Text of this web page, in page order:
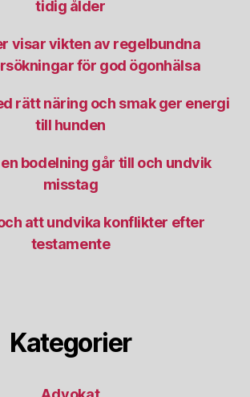
tidig ålder
visar vikten av regelbundna
för god ögonhälsa
rätt näring och smak ger energi
till hunden
bodelning går till och undvik
misstag
att undvika konflikter efter
testamente
Kategorier